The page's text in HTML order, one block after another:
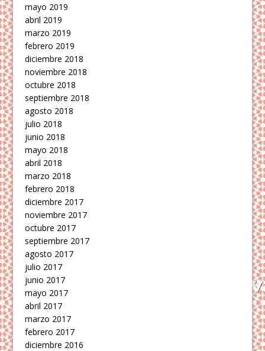
mayo 2019
abril 2019
marzo 2019
febrero 2019
diciembre 2018
noviembre 2018
octubre 2018
septiembre 2018
agosto 2018
julio 2018
junio 2018
mayo 2018
abril 2018
marzo 2018
febrero 2018
diciembre 2017
noviembre 2017
octubre 2017
septiembre 2017
agosto 2017
julio 2017
junio 2017
mayo 2017
abril 2017
marzo 2017
febrero 2017
diciembre 2016